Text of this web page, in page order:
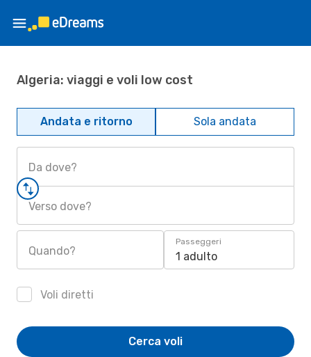
Algeria: viaggi e voli low cost
Andata e ritorno Sola andata
Da dove?
Verso dove?
Quando?
Passeggeri
1 adulto
Voli diretti
Cerca voli